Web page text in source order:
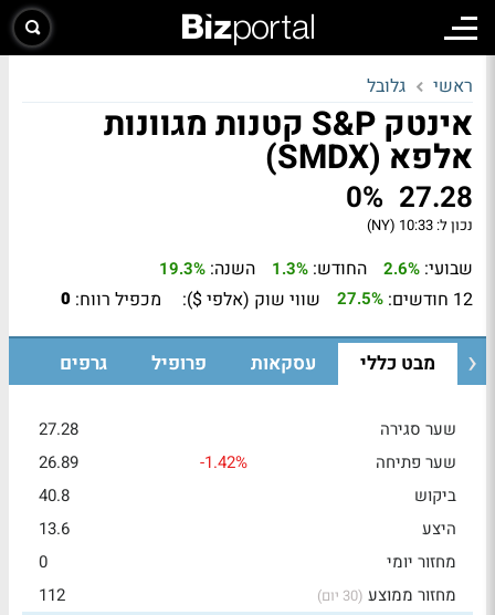
ראשי גלובל
אינטק S&P קטנות מגוונות
אלפא (SMDX)
27.28
0%
נכון ל: 10:33 (NY)
שבועי: 2.6% החודש: 1.3% השנה: 19.3%
12 חודשים: 27.5% שווי שוק (אלפי $): מכפיל רווח: 0
מבט כללי עסקאות פרופיל גרפים
שער סגירה
27.28
שער פתיחה
-1.42%
26.89
ביקוש
40.8
היצע
13.6
מחזור יומי
0
מחזור ממוצע (30 יום)
112